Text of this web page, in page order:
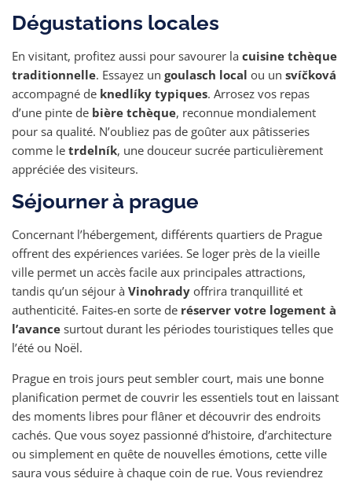
Dégustations locales
En visitant, profitez aussi pour savourer la cuisine tchèque
traditionnelle. Essayez un goulasch local ou un svíčková
accompagné de knedlíky typiques. Arrosez vos repas
d’une pinte de bière tchèque, reconnue mondialement
pour sa qualité. N’oubliez pas de goûter aux pâtisseries
comme le trdelník, une douceur sucrée particulièrement
appréciée des visiteurs.
Séjourner à prague
Concernant l’hébergement, différents quartiers de Prague
offrent des expériences variées. Se loger près de la vieille
ville permet un accès facile aux principales attractions,
tandis qu’un séjour à Vinohrady offrira tranquillité et
authenticité. Faites-en sorte de réserver votre logement à
l’avance surtout durant les périodes touristiques telles que
l’été ou Noël.
Prague en trois jours peut sembler court, mais une bonne
planification permet de couvrir les essentiels tout en laissant
des moments libres pour flâner et découvrir des endroits
cachés. Que vous soyez passionné d’histoire, d’architecture
ou simplement en quête de nouvelles émotions, cette ville
saura vous séduire à chaque coin de rue. Vous reviendrez